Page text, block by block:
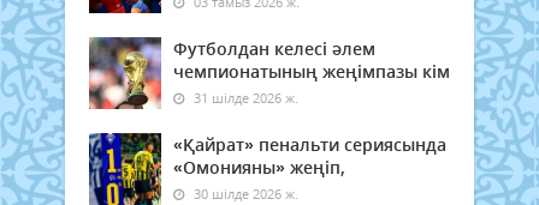
Футболдан келесі әлем
чемпионатының жеңімпазы кім
31 шілде 2026 ж.
«Қайрат» пенальти сериясында
«Омонияны» жеңіп,
30 шілде 2026 ж.